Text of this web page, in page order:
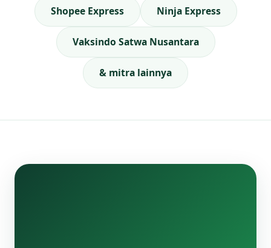
Shopee Express Ninja Express
Vaksindo Satwa Nusantara
& mitra lainnya